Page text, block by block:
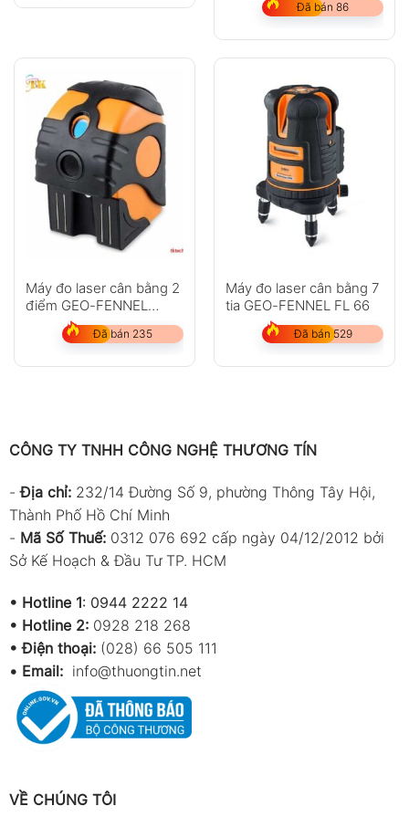
Đã bán 86
Máy đo laser cân bằng 2
điểm GEO-FENNEL
Duo-Pointer
Đã bán 235
Máy đo laser cân bằng 7
tia GEO-FENNEL FL 66
Đã bán 529
CÔNG TY TNHH CÔNG NGHỆ THƯƠNG TÍN
-Địa chỉ: 232/14 Đường Số 9, phường Thông Tây Hội,
Thành Phố Hồ Chí Minh
- Mã Số Thuế: 0312 076 692 cấp ngày 04/12/2012 bởi
Sở Kế Hoạch & Đầu Tư TP. HCM
• Hotline 1: 0944 2222 14
• Hotline 2: 0928 218 268
• Điện thoại: (028) 66 505 111
• Email: info@thuongtin.net
VỀ CHÚNG TÔI